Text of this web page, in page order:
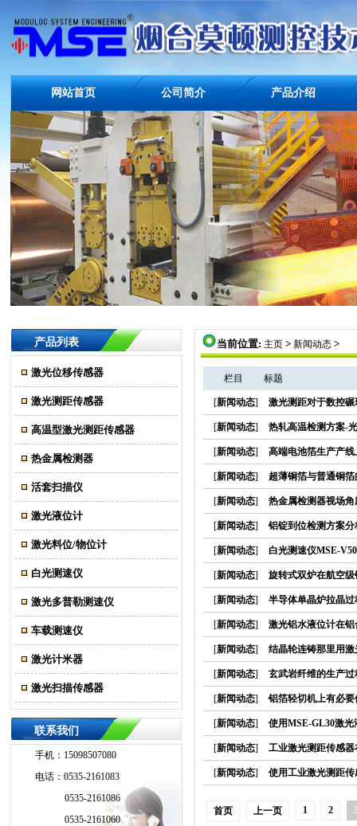
网站首页 公司简介 产品介绍
产品列表
激光位移传感器
激光测距传感器
高温型激光测距传感器
热金属检测器
活套扫描仪
激光液位计
激光料位/物位计
白光测速仪
激光多普勒测速仪
车载测速仪
激光计米器
激光扫描传感器
联系我们
手机：15098507080
电话：0535-2161083
0535-2161086
0535-2161060
当前位置: 主页 > 新闻动态 >
栏目 标题
[新闻动态] 激光测距对于数控
[新闻动态] 热轧高温检测方案-
[新闻动态] 高端电池箔生产产
[新闻动态] 超薄铜箔与普通铜箔
[新闻动态] 热金属检测器视场角
[新闻动态] 铝锭到位检测方案分
[新闻动态] 白光测速仪MSE-
[新闻动态] 旋转式双炉在航空
[新闻动态] 半导体单晶炉拉晶
[新闻动态] 激光铝水液位计在
[新闻动态] 结晶轮连铸那里用
[新闻动态] 玄武岩纤维的生产
[新闻动态] 铝箔轻切机上有必
[新闻动态] 使用MSE-GL30激
[新闻动态] 工业激光测距传感
[新闻动态] 使用工业激光测距
首页 上一页 1 2